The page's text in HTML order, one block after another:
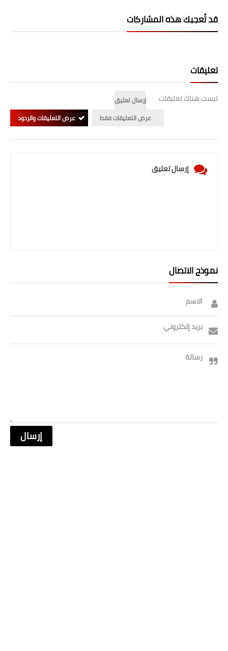
قد تُعجبك هذه المشاركات
تعليقات
ليست هناك تعليقات
إرسال تعليق
عرض التعليقات فقط
عرض التعليقات والردود
إرسال تعليق
نموذج الاتصال
الاسم
بريد إلكتروني
رسالة